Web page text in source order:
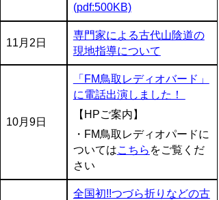
(pdf:500KB)
11月2日
専門家による古代山陰道の
現地指導について
10月9日
「FM鳥取レディオバード」
に電話出演しました！
【HPご案内】
・FM鳥取レディオパードに
ついてはこちら をご覧くだ
さい
全国初!!つづら折りなどの古